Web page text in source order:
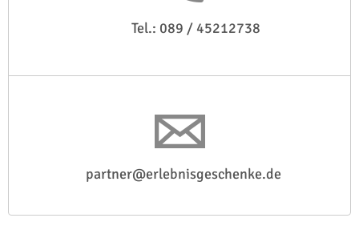
Tel.: 089 / 45212738
partner@erlebnisgeschenke.de